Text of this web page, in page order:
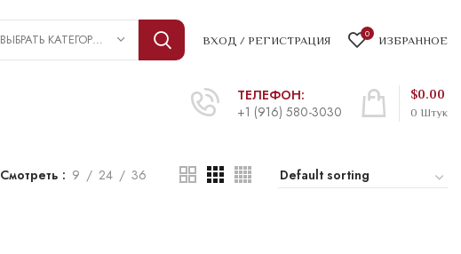
ВЫБРАТЬ КАТЕГОРИЮ ВХОД / РЕГИСТРАЦИЯ 0 ИЗБРАННОЕ
ТЕЛЕФОН:
+1 (916) 580-3030
0 Штук
$0.00
Смотреть 9 24 36